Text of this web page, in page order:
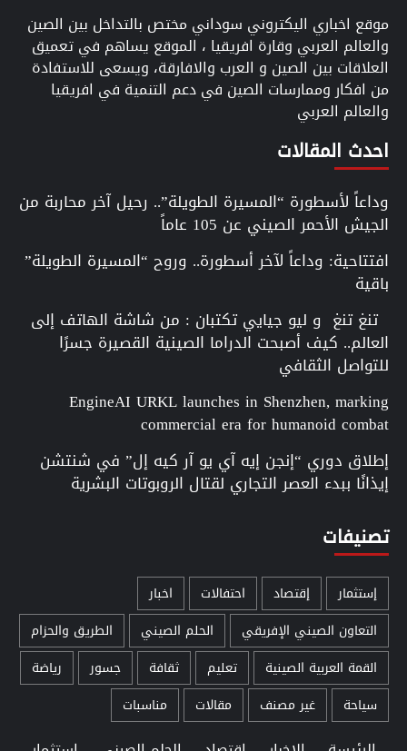
موقع اخباري اليكتروني سوداني مختص بالتداخل بين الصين
والعالم العربي وقارة افريقيا ، الموقع يساهم في تعميق
العلاقات بين الصين و العرب والافارقة، ويسعى للاستفادة
من افكار وممارسات الصين في دعم التنمية في افريقيا
والعالم العربي
احدث المقالات
وداعاً لأسطورة “المسيرة الطويلة”.. رحيل آخر محاربة من
الجيش الأحمر الصيني عن 105 عاماً
افتتاحية: وداعاً لآخر أسطورة.. وروح “المسيرة الطويلة”
باقية
تنغ تنغ و ليو جيايي تكتبان : من شاشة الهاتف إلى
العالم.. كيف أصبحت الدراما الصينية القصيرة جسرًا
للتواصل الثقافي
EngineAI URKL launches in Shenzhen, marking
commercial era for humanoid combat
إطلاق دوري “إنجن إيه آي يو آر كيه إل” في شنتشن
إيذانًا ببدء العصر التجاري لقتال الروبوتات البشرية
تصنيفات
إستثمار إقتصاد احتفالات
اخبار
التعاون الصيني الإفريقي
الحلم الصيني
الطريق والحزام
القمة العربية الصينية
تعليم ثقافة جسور
رياضة
سياحة
غير مصنف مقالات مناسبات